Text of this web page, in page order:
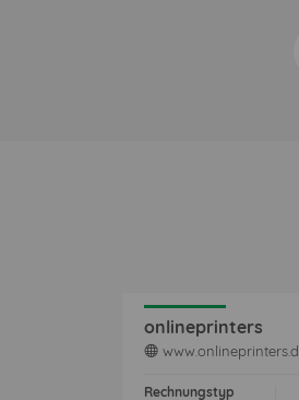
onlineprinters
web
Rechnungstyp